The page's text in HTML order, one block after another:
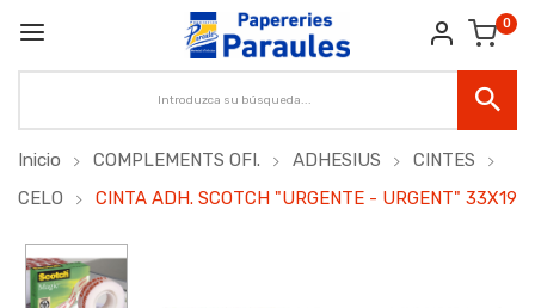
0
Inicio COMPLEMENTS OFI. ADHESIUS
CINTES
CELO
CINTA ADH. SCOTCH "URGENTE - URGENT" 33X19